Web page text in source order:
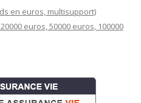
en euros, multisupport)
euros, 50000 euros, 100000